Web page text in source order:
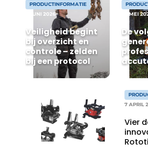
Privacy / Cookie statement
Vacature aanmelden
Vacatures
Video’s
PRODUCTINFORMATIE
9 JUNI 2026
Veiligheid begint
bij overzicht en
controle – zelden
bij een protocol
22 MEI
De
7 APRIL
Vier